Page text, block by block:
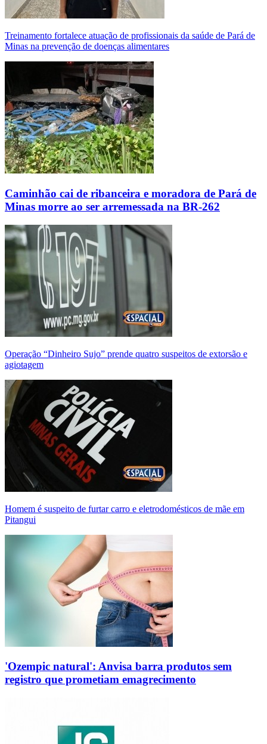
Treinamento fortalece atuação de profissionais da saúde de Pará de
Minas na prevenção de doenças alimentares
Caminhão cai de ribanceira e moradora de Pará de
Minas morre ao ser arremessada na BR-262
Operação “Dinheiro Sujo” prende quatro suspeitos de extorsão e
agiotagem
Homem é suspeito de furtar carro e eletrodomésticos de mãe em
Pitangui
'Ozempic natural': Anvisa barra produtos sem
registro que prometiam emagrecimento